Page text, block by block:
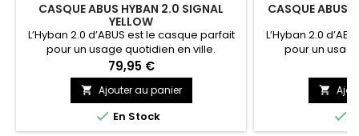
CASQUE ABUS HYBAN 2.0 SIGNAL
YELLOW
L’Hyban 2.0 d’ABUS est le casque parfait
pour un usage quotidien en ville.
79,95 €
 Ajouter au panier
 En Stock
CASQUE ABUS
L’Hyban 2.0
pour un

